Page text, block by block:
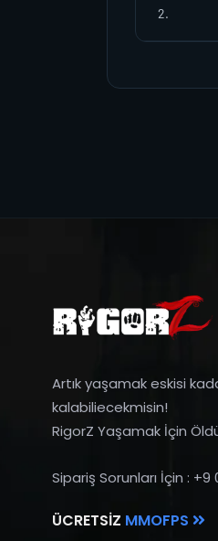
2.
Artık yaşamak eskisi
kalabiliecekmisin!
RigorZ Yaşamak İçin
Sipariş Sorunları İçin :
ÜCRETSIZ MMOFPS